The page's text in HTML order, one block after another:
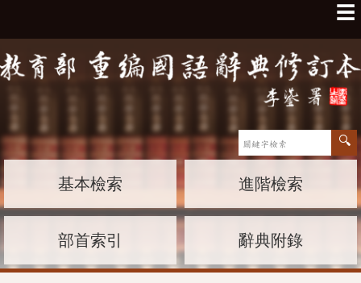
☰
基本檢索 進階檢索
部首索引 辭典附錄